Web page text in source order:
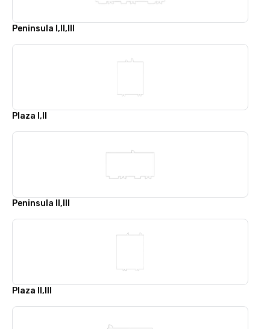
Peninsula I,II,III
Plaza I,II
Peninsula II,III
Plaza II,III